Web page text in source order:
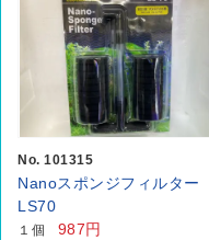
No. 101315
Nanoスポンジフィルター
LS70
１個 987円